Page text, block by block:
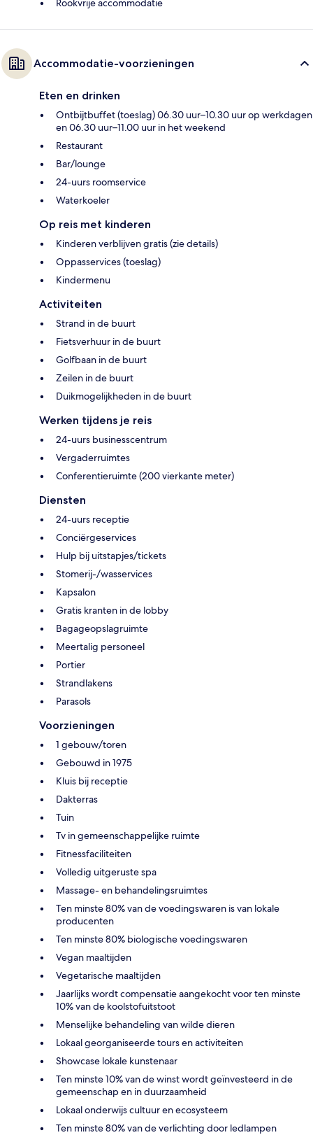
Rookvrije accommodatie
Accommodatie-voorzieningen
Eten en drinken
Ontbijtbuffet (toeslag) 06.30 uur–10.30 uur op werkdagen
en 06.30 uur–11.00 uur in het weekend
Restaurant
Bar/lounge
24-uurs roomservice
Waterkoeler
Op reis met kinderen
Kinderen verblijven gratis (zie details)
Oppasservices (toeslag)
Kindermenu
Activiteiten
Strand in de buurt
Fietsverhuur in de buurt
Golfbaan in de buurt
Zeilen in de buurt
Duikmogelijkheden in de buurt
Werken tijdens je reis
24-uurs businesscentrum
Vergaderruimtes
Conferentieruimte (200 vierkante meter)
Diensten
24-uurs receptie
Conciërgeservices
Hulp bij uitstapjes/tickets
Stomerij-/wasservices
Kapsalon
Gratis kranten in de lobby
Bagageopslagruimte
Meertalig personeel
Portier
Strandlakens
Parasols
Voorzieningen
1 gebouw/toren
Gebouwd in 1975
Kluis bij receptie
Dakterras
Tuin
Tv in gemeenschappelijke ruimte
Fitnessfaciliteiten
Volledig uitgeruste spa
Massage- en behandelingsruimtes
Ten minste 80% van de voedingswaren is van lokale
producenten
Ten minste 80% biologische voedingswaren
Vegan maaltijden
Vegetarische maaltijden
Jaarlijks wordt compensatie aangekocht voor ten minste
10% van de koolstofuitstoot
Menselijke behandeling van wilde dieren
Lokaal georganiseerde tours en activiteiten
Showcase lokale kunstenaar
Ten minste 10% van de winst wordt geïnvesteerd in de
gemeenschap en in duurzaamheid
Lokaal onderwijs cultuur en ecosysteem
Ten minste 80% van de verlichting door ledlampen